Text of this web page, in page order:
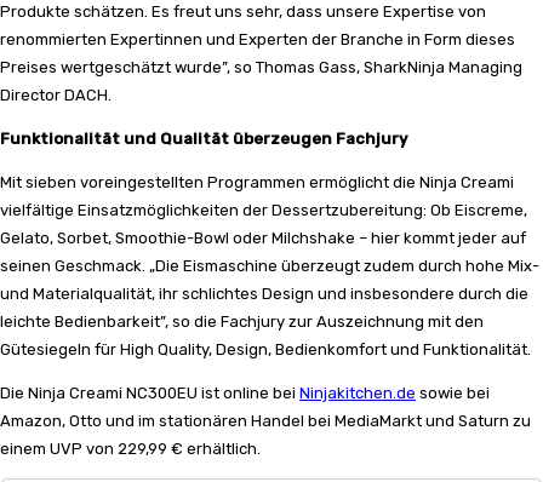
Produkte schätzen. Es freut uns sehr, dass unsere Expertise von
renommierten Expertinnen und Experten der Branche in Form dieses
Preises wertgeschätzt wurde”, so Thomas Gass, SharkNinja Managing
Director DACH.
Funktionalität und Qualität überzeugen Fachjury
Mit sieben voreingestellten Programmen ermöglicht die Ninja Creami
vielfältige Einsatzmöglichkeiten der Dessertzubereitung: Ob Eiscreme,
Gelato, Sorbet, Smoothie-Bowl oder Milchshake – hier kommt jeder auf
seinen Geschmack. „Die Eismaschine überzeugt zudem durch hohe Mix-
und Materialqualität, ihr schlichtes Design und insbesondere durch die
leichte Bedienbarkeit”, so die Fachjury zur Auszeichnung mit den
Gütesiegeln für High Quality, Design, Bedienkomfort und Funktionalität.
Die Ninja Creami NC300EU ist online bei Ninjakitchen.de sowie bei
Amazon, Otto und im stationären Handel bei MediaMarkt und Saturn zu
einem UVP von 229,99 € erhältlich.